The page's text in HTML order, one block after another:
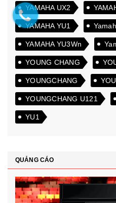
YAMAHA UX2
YAMAHA YU1
YAMAHA YU3Wn
YOUNG CHANG
YOUNGCHANG
YOUNGCHANG U121
YU1
QUẢNG CÁO